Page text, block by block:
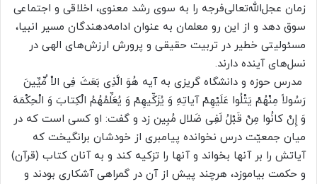
زمان عجل‌الله‌تعالی‌فرجه را به سوی رشد معنوی، اخلاقی و اجتماعی
سوق دهد و از این رو معلمان به عنوان ادامه‌دهندگان مسیر انبیا،
مسئولیتی خطیر در تربیت حقیقی و پرورش ارزش‌های الهی در
نسل‌های آینده دارند.
مدرس حوزه و دانشگاه گریزی به آیه هُوَ الَّذِی بَعَثَ فِی الاْ ُمِّیِّینَ
رَسُولاً مِنْهُمْ یَتْلُوا عَلَیْهِمْ آیاتِهِ وَ یُزَکِّیهِمْ وَ یُعَلِّمُهُمُ الْکِتابَ وَ الْحِکْمَهَ
وَ إِنْ کانُوا مِنْ قَبْلُ لَفِی ضَلال مُبِین زد و گفت: او کسی است که در
میان جمعیّت درس نخوانده پیامبری از خودشان برانگیخت که
آیاتش را بر آنها بخواند و آنها را تزکیه کند و به آنان کتاب (قرآن)
و حکمت بیاموزد، هرچند پیش از آن در گمراهی آشکاری بودند و